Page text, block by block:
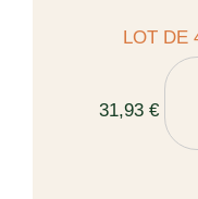
LOT DE
31,93 €